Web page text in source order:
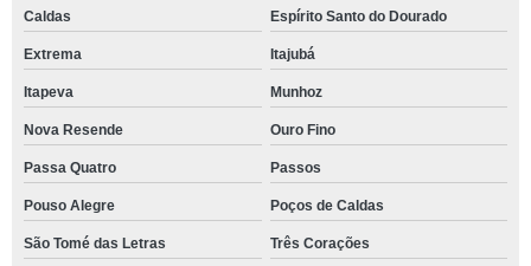
Caldas Espírito Santo do Dourado
Extrema Itajubá
Itapeva Munhoz
Nova Resende Ouro Fino
Passa Quatro Passos
Pouso Alegre Poços de Caldas
São Tomé das Letras Três Corações